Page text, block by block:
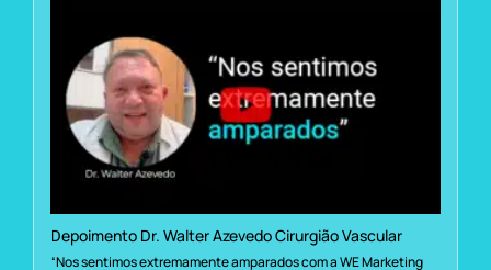
Depoimento Dr. Walter Azevedo Cirurgião Vascular
“Nos sentimos extremamente amparados com a WE Marketing